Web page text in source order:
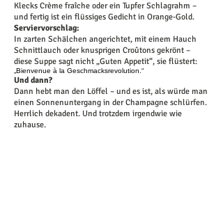
Klecks Crème fraîche oder ein Tupfer Schlagrahm –
und fertig ist ein flüssiges Gedicht in Orange-Gold.
Serviervorschlag:
In zarten Schälchen angerichtet, mit einem Hauch
Schnittlauch oder knusprigen Croûtons gekrönt –
diese Suppe sagt nicht „Guten Appetit“, sie flüstert:
„Bienvenue à la Geschmacksrevolution.“
Und dann?
Dann hebt man den Löffel – und es ist, als würde man
einen Sonnenuntergang in der Champagne schlürfen.
Herrlich dekadent. Und trotzdem irgendwie wie
zuhause.